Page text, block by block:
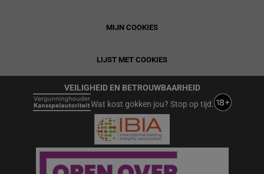
MIJN COOKIES
LIJST MET COOKIES
VEILIGHEID EN BETROUWBAARHEID
Wat kost gokken jou? Stop op tijd.